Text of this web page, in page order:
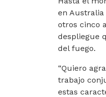
en
otros cinco
despliegue
del fuego.
“Quiero
trabajo
estas